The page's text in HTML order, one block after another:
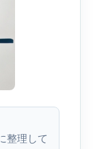
整理して